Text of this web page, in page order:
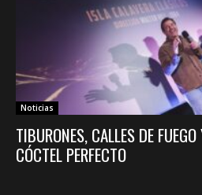
Noticias
TIBURONES, CALLES DE
CÓCTEL PERFECTO